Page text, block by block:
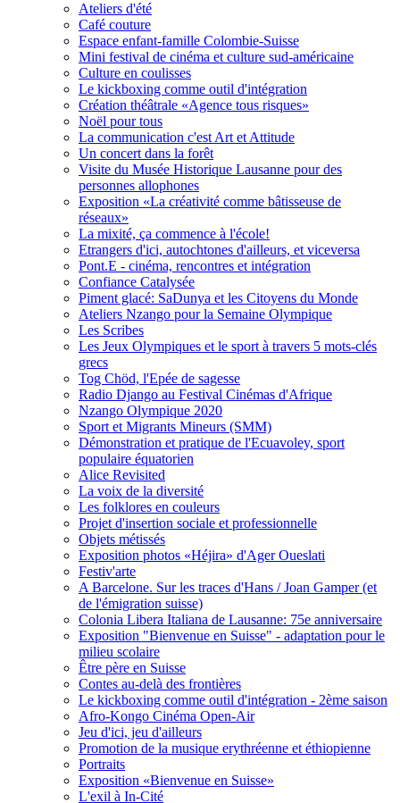
Ateliers d'été
Café couture
Espace enfant-famille Colombie-Suisse
Mini festival de cinéma et culture sud-américaine
Culture en coulisses
Le kickboxing comme outil d'intégration
Création théâtrale «Agence tous risques»
Noël pour tous
La communication c'est Art et Attitude
Un concert dans la forêt
Visite du Musée Historique Lausanne pour des
personnes allophones
Exposition «La créativité comme bâtisseuse de
réseaux»
La mixité, ça commence à l'école!
Etrangers d'ici, autochtones d'ailleurs, et viceversa
Pont.E - cinéma, rencontres et intégration
Confiance Catalysée
Piment glacé: SaDunya et les Citoyens du Monde
Ateliers Nzango pour la Semaine Olympique
Les Scribes
Les Jeux Olympiques et le sport à travers 5 mots-clés
grecs
Tog Chöd, l'Epée de sagesse
Radio Django au Festival Cinémas d'Afrique
Nzango Olympique 2020
Sport et Migrants Mineurs (SMM)
Démonstration et pratique de l'Ecuavoley, sport
populaire équatorien
Alice Revisited
La voix de la diversité
Les folklores en couleurs
Projet d'insertion sociale et professionnelle
Objets métissés
Exposition photos «Héjira» d'Ager Oueslati
Festiv'arte
A Barcelone. Sur les traces d'Hans / Joan Gamper (et
de l'émigration suisse)
Colonia Libera Italiana de Lausanne: 75e anniversaire
Exposition "Bienvenue en Suisse" - adaptation pour le
milieu scolaire
Être père en Suisse
Contes au-delà des frontières
Le kickboxing comme outil d'intégration - 2ème saison
Afro-Kongo Cinéma Open-Air
Jeu d'ici, jeu d'ailleurs
Promotion de la musique erythréenne et éthiopienne
Portraits
Exposition «Bienvenue en Suisse»
L'exil à In-Cité